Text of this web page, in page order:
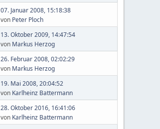
07. Januar 2008, 15:18:38
von Peter Ploch
13. Oktober 2009, 14:47:54
von Markus Herzog
26. Februar 2008, 02:02:29
von Markus Herzog
19. Mai 2008, 20:04:52
von Karlheinz Battermann
28. Oktober 2016, 16:41:06
von Karlheinz Battermann